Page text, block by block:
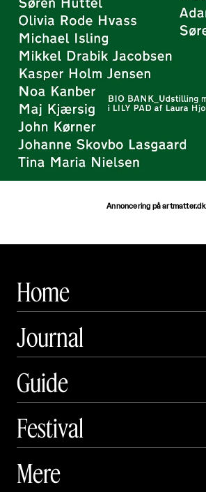
Annoncering på artmatter.dk
Home
Journal
Guide
Festival
 Art Matter Festival
Mere